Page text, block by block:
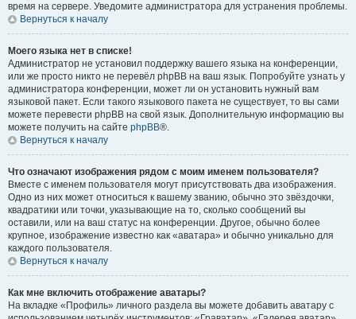
время на сервере. Уведомите администратора для устранения проблемы.
Вернуться к началу
Моего языка нет в списке!
Администратор не установил поддержку вашего языка на конференции,
или же просто никто не перевёл phpBB на ваш язык. Попробуйте узнать у
администратора конференции, может ли он установить нужный вам
языковой пакет. Если такого языкового пакета не существует, то вы сами
можете перевести phpBB на свой язык. Дополнительную информацию вы
можете получить на сайте phpBB®.
Вернуться к началу
Что означают изображения рядом с моим именем пользователя?
Вместе с именем пользователя могут присутствовать два изображения.
Одно из них может относиться к вашему званию, обычно это звёздочки,
квадратики или точки, указывающие на то, сколько сообщений вы
оставили, или на ваш статус на конференции. Другое, обычно более
крупное, изображение известно как «аватара» и обычно уникально для
каждого пользователя.
Вернуться к началу
Как мне включить отображение аватары?
На вкладке «Профиль» личного раздела вы можете добавить аватару с